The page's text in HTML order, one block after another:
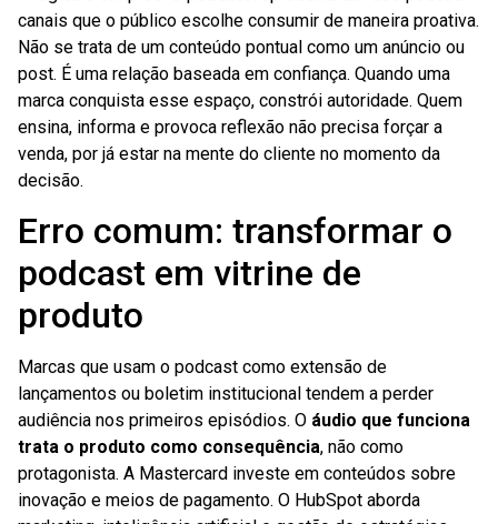
canais que o público escolhe consumir de maneira proativa.
Não se trata de um conteúdo pontual como um anúncio ou
post. É uma relação baseada em confiança. Quando uma
marca conquista esse espaço, constrói autoridade. Quem
ensina, informa e provoca reflexão não precisa forçar a
venda, por já estar na mente do cliente no momento da
decisão.
Erro comum: transformar o
podcast em vitrine de
produto
Marcas que usam o podcast como extensão de
lançamentos ou boletim institucional tendem a perder
audiência nos primeiros episódios. O áudio que funciona
trata o produto como consequência, não como
protagonista. A Mastercard investe em conteúdos sobre
inovação e meios de pagamento. O HubSpot aborda